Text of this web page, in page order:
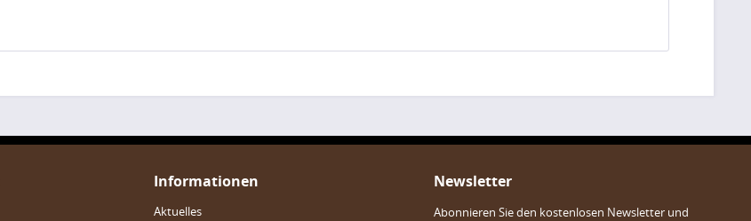
Informationen
Aktuelles
Newsletter
Abonnieren Sie den kostenlosen Newsletter und